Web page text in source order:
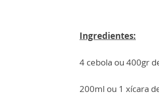
Ingredientes:
4 cebola ou 400gr
200ml ou 1 xícara